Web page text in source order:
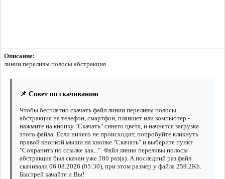
Описание:
линии переливы полосы абстракция
📌 Совет по скачиванию
Чтобы бесплатно скачать файл линии переливы полосы
абстракция на телефон, смартфон, планшет или компьютер -
нажмите на кнопку "Скачать" синего цвета, и начнется загрузка
этого файла. Если ничего не происходит, попробуйте кликнуть
правой кнопкой мыши на кнопке "Скачать" и выберите пункт
"Сохранить по ссылке как...". Файл линии переливы полосы
абстракция был скачан уже 180 раз(а). А последний раз файл
скачивали 06.08.2026 (05:30), при этом размер у файла 259.2Kb.
Быстрей качайте и Вы!